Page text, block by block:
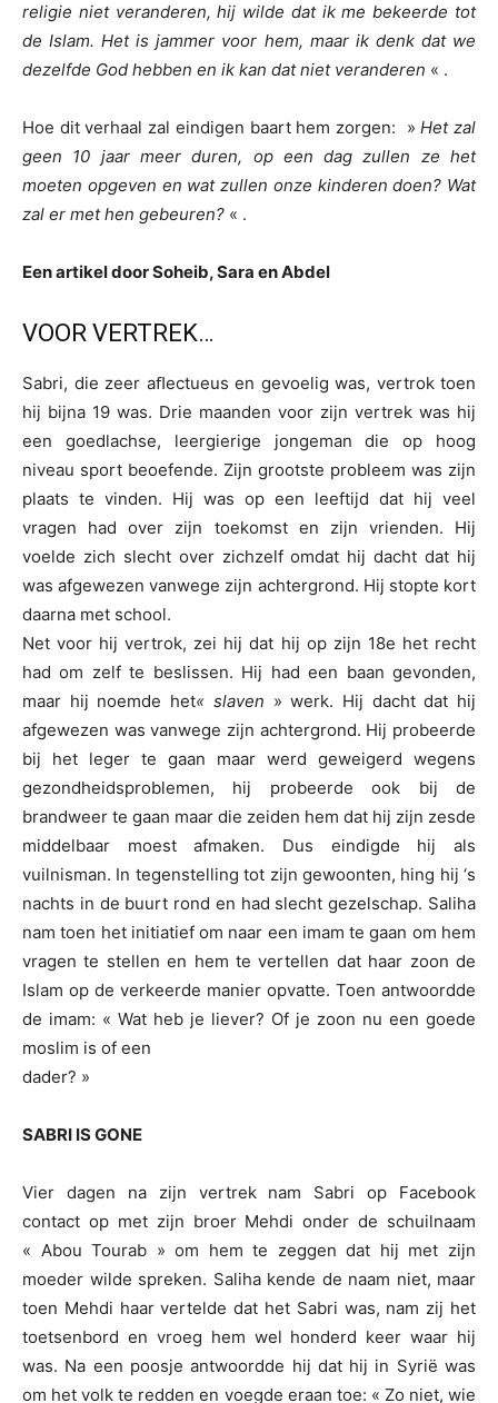
religie niet veranderen, hij wilde dat ik me bekeerde tot
de Islam. Het is jammer voor hem, maar ik denk dat we
dezelfde God hebben en ik kan dat niet veranderen « .
Hoe dit verhaal zal eindigen baart hem zorgen: »Het zal
geen 10 jaar meer duren, op een dag zullen ze het
moeten opgeven en wat zullen onze kinderen doen? Wat
zal er met hen gebeuren? « .
Een artikel door Soheib, Sara en Abdel
VOOR VERTREK…
Sabri, die zeer aﬂectueus en gevoelig was, vertrok toen
hij bijna 19 was. Drie maanden voor zijn vertrek was hij
een goedlachse, leergierige jongeman die op hoog
niveau sport beoefende. Zijn grootste probleem was zijn
plaats te vinden. Hij was op een leeftijd dat hij veel
vragen had over zijn toekomst en zijn vrienden. Hij
voelde zich slecht over zichzelf omdat hij dacht dat hij
was afgewezen vanwege zijn achtergrond. Hij stopte kort
daarna met school.
Net voor hij vertrok, zei hij dat hij op zijn 18e het recht
had om zelf te beslissen. Hij had een baan gevonden,
maar hij noemde het« slaven » werk. Hij dacht dat hij
afgewezen was vanwege zijn achtergrond. Hij probeerde
bij het leger te gaan maar werd geweigerd wegens
gezondheidsproblemen, hij probeerde ook bij de
brandweer te gaan maar die zeiden hem dat hij zijn zesde
middelbaar moest afmaken. Dus eindigde hij als
vuilnisman. In tegenstelling tot zijn gewoonten, hing hij ‘s
nachts in de buurt rond en had slecht gezelschap. Saliha
nam toen het initiatief om naar een imam te gaan om hem
vragen te stellen en hem te vertellen dat haar zoon de
Islam op de verkeerde manier opvatte. Toen antwoordde
de imam: « Wat heb je liever? Of je zoon nu een goede
moslim is of een
dader? »
SABRI IS GONE
Vier dagen na zijn vertrek nam Sabri op Facebook
contact op met zijn broer Mehdi onder de schuilnaam
« Abou Tourab » om hem te zeggen dat hij met zijn
moeder wilde spreken. Saliha kende de naam niet, maar
toen Mehdi haar vertelde dat het Sabri was, nam zij het
toetsenbord en vroeg hem wel honderd keer waar hij
was. Na een poosje antwoordde hij dat hij in Syrië was
om het volk te redden en voegde eraan toe: « Zo niet, wie